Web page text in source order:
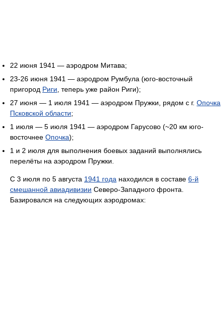
22 июня 1941 — аэродром Митава;
23-26 июня 1941 — аэродром Румбула (юго-восточный
пригород Риги , теперь уже район Риги);
27 июня — 1 июля 1941 — аэродром Пружки, рядом с г. Опочка
Псковской области;
1 июля — 5 июля 1941 — аэродром Гарусово (~20 км юго-
восточнее Опочка);
1 и 2 июля для выполнения боевых заданий выполнялись
перелёты на аэродром Пружки.
С 3 июля по 5 августа 1941 года находился в составе 6-й
смешанной авиадивизии Северо-Западного фронта.
Базировался на следующих аэродромах: